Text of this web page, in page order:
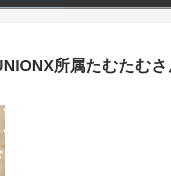
所属たむたむさ